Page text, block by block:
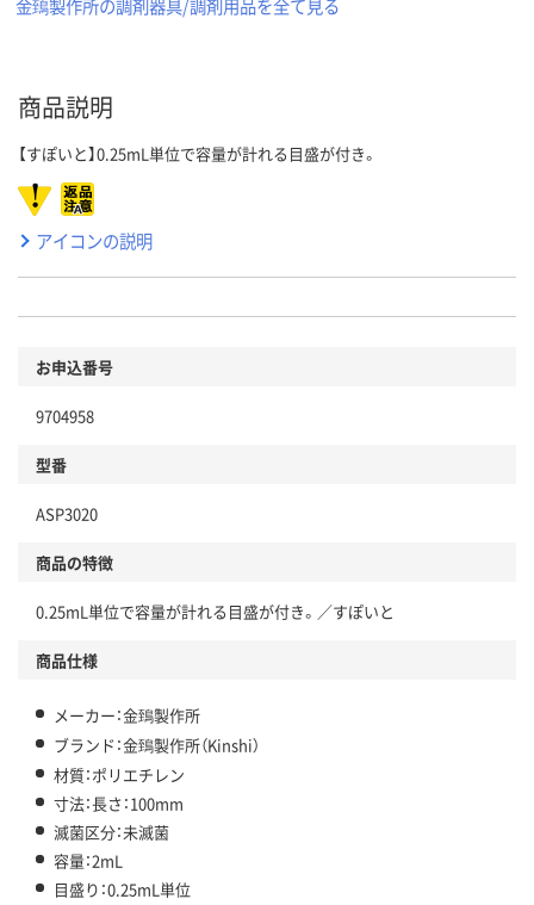
金鵄製作所の調剤器具/調剤用品を全て見る
商品説明
【すぽいと】0.25mL単位で容量が計れる目盛が付き。
アイコンの説明
お申込番号
9704958
型番
ASP3020
商品の特徴
0.25mL単位で容量が計れる目盛が付き。／すぽいと
商品仕様
メーカー：金鵄製作所
ブランド：金鵄製作所（Kinshi）
材質：ポリエチレン
寸法：長さ：100mm
滅菌区分：未滅菌
容量：2mL
目盛り：0.25mL単位